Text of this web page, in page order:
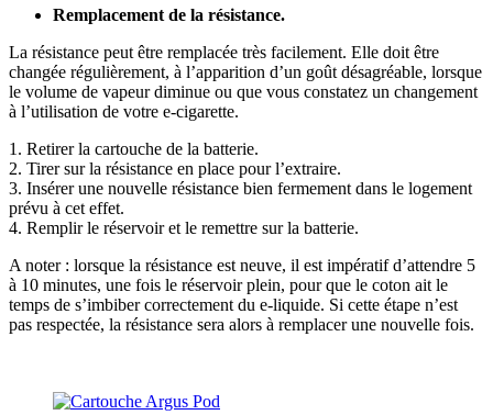
Remplacement de la résistance.
La résistance peut être remplacée très facilement. Elle doit être
changée régulièrement, à l’apparition d’un goût désagréable, lorsque
le volume de vapeur diminue ou que vous constatez un changement
à l’utilisation de votre e-cigarette.
1. Retirer la cartouche de la batterie.
2. Tirer sur la résistance en place pour l’extraire.
3. Insérer une nouvelle résistance bien fermement dans le logement
prévu à cet effet.
4. Remplir le réservoir et le remettre sur la batterie.
A noter : lorsque la résistance est neuve, il est impératif d’attendre 5
à 10 minutes, une fois le réservoir plein, pour que le coton ait le
temps de s’imbiber correctement du e-liquide. Si cette étape n’est
pas respectée, la résistance sera alors à remplacer une nouvelle fois.